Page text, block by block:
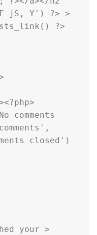
jS, Y') ?>
?>
comments
your